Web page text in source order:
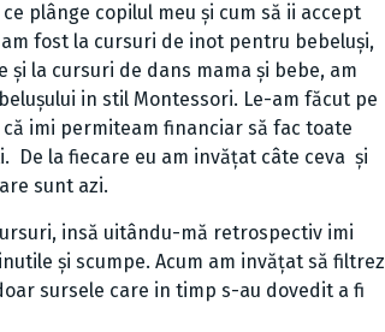
plânge copilul meu și cum să ii accept
fost la cursuri de inot pentru bebeluși,
la cursuri de dans mama și bebe, am
in stil Montessori. Le-am făcut pe
imi permiteam financiar să fac toate
De la fiecare eu am invățat câte ceva și
care sunt azi.
insă uitându-mă retrospectiv imi
și scumpe. Acum am invățat să filtrez
sursele care in timp s-au dovedit a fi